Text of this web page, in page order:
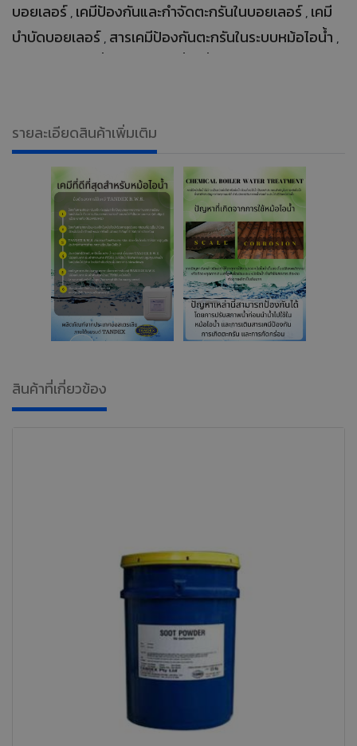
บอยเลอร์, เคมีป้องกันและกำจัดตะกรันในบอยเลอร์, เคมี
บำบัดบอยเลอร์, สารเคมีป้องกันตะกรันในระบบหม้อไอน้ำ ,
รายละเอียดสินค้าเพิ่มเติม
สินค้าที่เกี่ยวข้อง